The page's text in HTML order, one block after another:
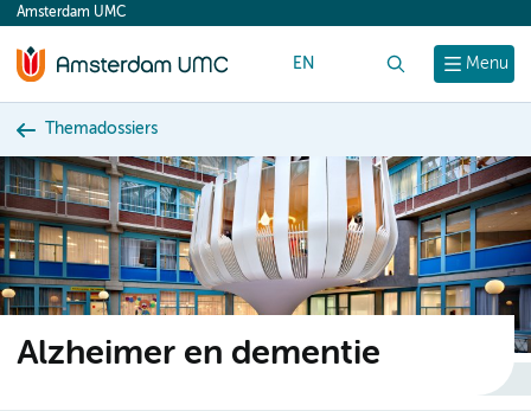
content
Menu
Amsterdam UMC
EN
Themadossiers
Alzheimer en dementie